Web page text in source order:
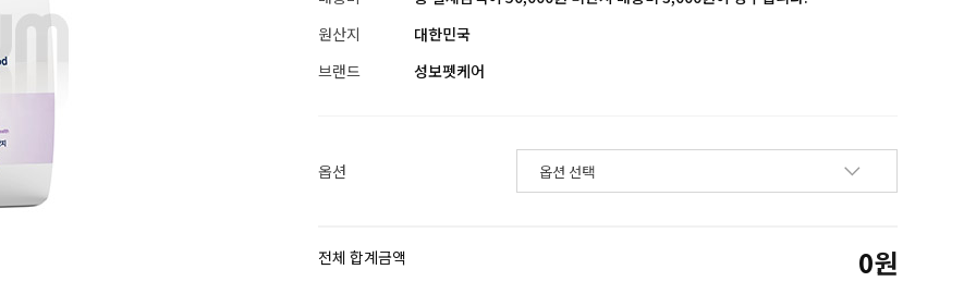
원산지
대한민국
브랜드
성보펫케어
옵션
전체 합계금액 0원